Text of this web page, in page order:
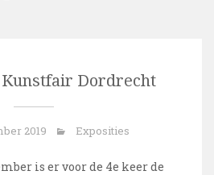
Dordrecht
2019 Exposities
is er voor de 4e keer de